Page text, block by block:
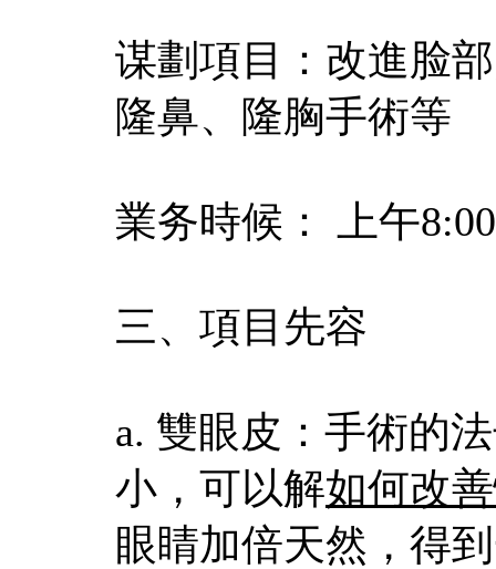
谋劃項目：改進脸
隆鼻、隆胸手術等
業务時候： 上午
三、項目先容
a. 雙眼皮：手術的
小，可以解如何改
眼睛加倍天然，得